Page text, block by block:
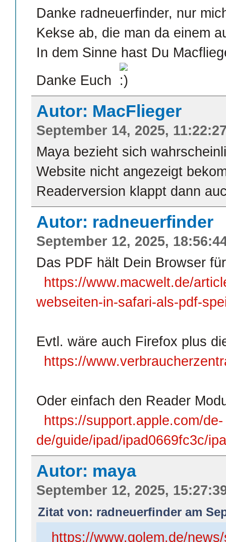
Danke radneuerfinder, nur
Kekse ab, die man da einem
In dem Sinne hast Du
Danke Euch
Autor: MacFlieger
September 14, 2025,
Maya bezieht sich
Website nicht angezeigt
Readerversion klappt dann
Autor: radneuerfinder
September 12, 2025,
Das PDF hält Dein Browser
https://www.macwelt.de/
webseiten-in-safari-als-pdf-
Evtl. wäre auch Firefox plus
https://
Oder einfach den Reader
https://support.apple.com/de-
de/guide/ipad/ipad0669fc3c/
Autor: maya
September 12, 2025,
Zitat von: radneuerfinder am
https://www.golem.de/